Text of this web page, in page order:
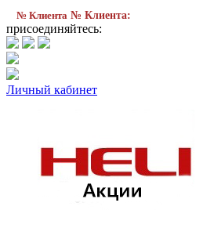
№ Клиента № Клиента:
присоединяйтесь:
Личный кабинет